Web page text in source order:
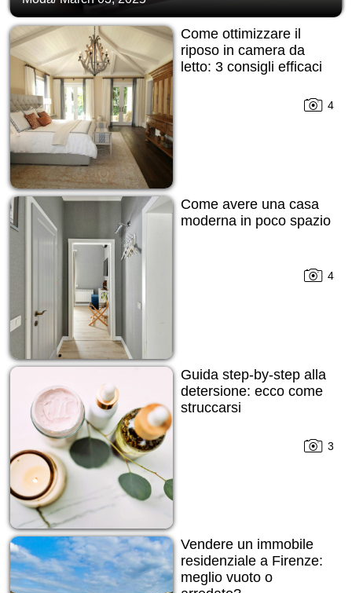
Come ottimizzare il
riposo in camera da
letto: 3 consigli efficaci
4
Come avere una casa
moderna in poco spazio
4
Guida step-by-step alla
detersione: ecco come
struccarsi
3
Vendere un immobile
residenziale a Firenze:
meglio vuoto o